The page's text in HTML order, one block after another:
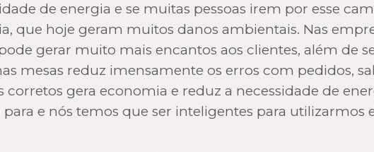
de energia e se muitas pessoas irem por esse
que hoje geram muitos danos ambientais. Nas
gerar muito mais encantos aos clientes, além de
mesas reduz imensamente os erros com pedidos,
gera economia e reduz a necessidade de
e nós temos que ser inteligentes para utilizarmos